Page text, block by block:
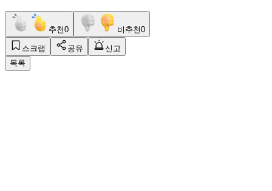
추천0 비추천0
스크랩 공유
신고
목록